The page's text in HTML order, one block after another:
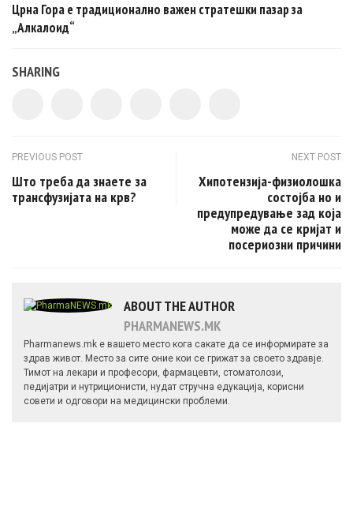
Црна Гора e традиционално важен стратешки пазар за
„Алкалоид“
SHARING
Post navigation
PREVIOUS POST
Што треба да знаете за
трансфузијата на крв?
NEXT POST
Хипотензија-физиолошка
состојба но и
предупредување зад коja
може да се кријат и
посериозни причини
ABOUT THE AUTHOR
PHARMANEWS.MK
Pharmanews.mk е вашето место кога сакате да се информирате за
здрав живот. Место за сите оние кои се грижат за своето здравје.
Тимот на лекари и професори, фармацевти, стоматолози,
педијатри и нутриционисти, нудат стручна едукација, корисни
совети и одговори на медицински проблеми.